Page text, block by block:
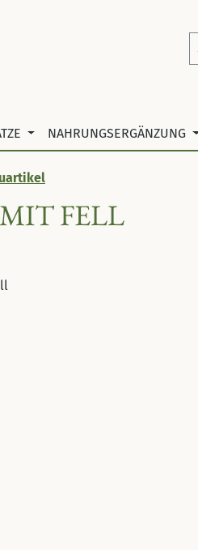
NAHRUNGSERGÄNZUNG
FELL